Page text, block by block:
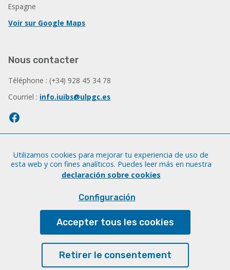
Espagne
Voir sur Google Maps
Nous contacter
Téléphone : (+34) 928 45 34 78
Courriel : info.iuibs@ulpgc.es
Informations juridiques
Mentions légales
Accessibilité
Transparence
Utilizamos cookies para mejorar tu experiencia de uso de
esta web y con fines analíticos. Puedes leer más en nuestra
declaración sobre cookies
Configuración
Accepter tous les cookies
Retirer le consentement